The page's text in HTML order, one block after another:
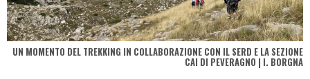
UN MOMENTO DEL TREKKING IN COLLABORAZIONE CON IL SERD E LA SEZIONE
CAI DI PEVERAGNO | I. BORGNA